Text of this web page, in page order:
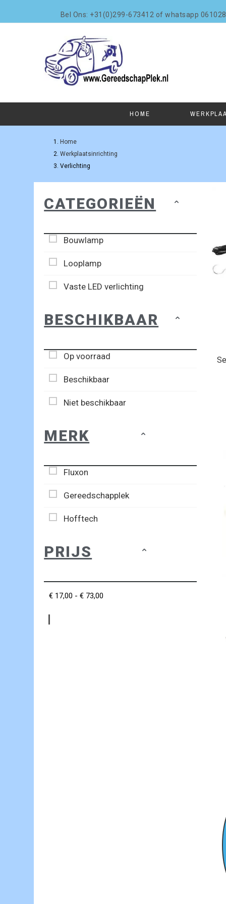
Bel Ons: +31(0)299-673412 of whatsapp
HOME
Home
Werkplaatsinrichting
Verlichting
CATEGORIEËN
Bouwlamp
Looplamp
Vaste LED verlichting
BESCHIKBAAR
Op voorraad
Beschikbaar
Niet beschikbaar
MERK
Fluxon
Gereedschapplek
Hofftech
PRIJS
€ 17,00 - € 73,00